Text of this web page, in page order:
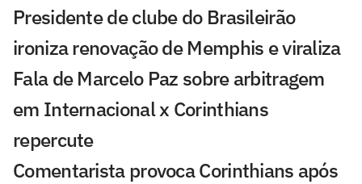
Presidente de clube do Brasileirão
ironiza renovação de Memphis e viraliza
Fala de Marcelo Paz sobre arbitragem
em Internacional x Corinthians
repercute
Comentarista provoca Corinthians após